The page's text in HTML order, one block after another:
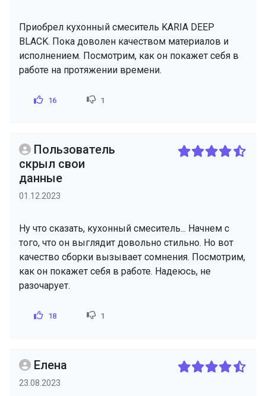
Приобрел кухонный смеситель KARIA DEEP
BLACK. Пока доволен качеством материалов и
исполнением. Посмотрим, как он покажет себя в
работе на протяжении времени.
16 1
Пользователь
скрыл свои
данные
01.12.2023
Ну что сказать, кухонный смеситель... Начнем с
того, что он выглядит довольно стильно. Но вот
качество сборки вызывает сомнения. Посмотрим,
как он покажет себя в работе. Надеюсь, не
разочарует.
18 1
Елена
23.08.2023